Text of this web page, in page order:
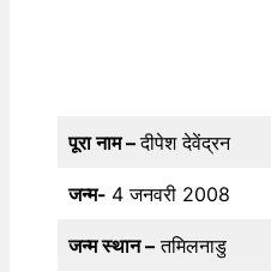
पूरा नाम –दीपेश देवेंद्रन
जन्म- 4 जनवरी 2008
जन्म स्थान – तमिलनाडु